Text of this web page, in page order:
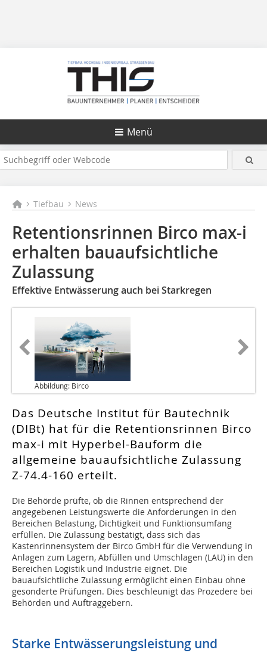
Menü
Tiefbau News
Retentionsrinnen Birco max-i
erhalten bauaufsichtliche
Zulassung
Effektive Entwässerung auch bei Starkregen
Abbildung: Birco
Das Deutsche Institut für Bautechnik
(DIBt) hat für die Retentionsrinnen Birco
max-i mit Hyperbel-Bauform die
allgemeine bauaufsichtliche Zulassung
Z-74.4-160 erteilt.
Die Behörde prüfte, ob die Rinnen entsprechend der
angegebenen Leistungswerte die Anforderungen in den
Bereichen Belastung, Dichtigkeit und Funktionsumfang
erfüllen. Die Zulassung bestätigt, dass sich das
Kastenrinnensystem der Birco GmbH für die Verwendung in
Anlagen zum Lagern, Abfüllen und Umschlagen (LAU) in den
Bereichen Logistik und Industrie eignet. Die
bauaufsichtliche Zulassung ermöglicht einen Einbau ohne
gesonderte Prüfungen. Dies beschleunigt das Prozedere bei
Behörden und Auftraggebern.
Starke Entwässerungsleistung und